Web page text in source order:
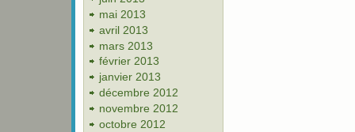
mai 2013
avril 2013
mars 2013
février 2013
janvier 2013
décembre 2012
novembre 2012
octobre 2012